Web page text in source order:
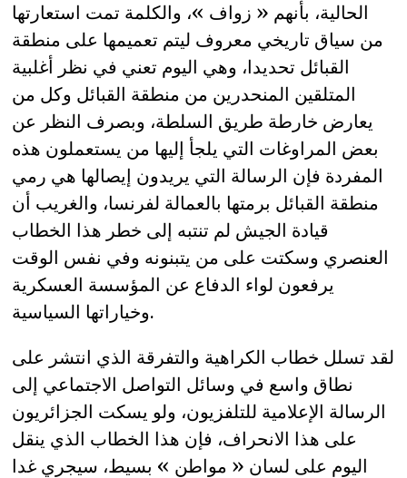
الحالية، بأنهم « زواف »، والكلمة تمت استعارتها
من سياق تاريخي معروف ليتم تعميمها على منطقة
القبائل تحديدا، وهي اليوم تعني في نظر أغلبية
المتلقين المنحدرين من منطقة القبائل وكل من
يعارض خارطة طريق السلطة، وبصرف النظر عن
بعض المراوغات التي يلجأ إليها من يستعملون هذه
المفردة فإن الرسالة التي يريدون إيصالها هي رمي
منطقة القبائل برمتها بالعمالة لفرنسا، والغريب أن
قيادة الجيش لم تنتبه إلى خطر هذا الخطاب
العنصري وسكتت على من يتبنونه وفي نفس الوقت
يرفعون لواء الدفاع عن المؤسسة العسكرية
وخياراتها السياسية.
لقد تسلل خطاب الكراهية والتفرقة الذي انتشر على
نطاق واسع في وسائل التواصل الاجتماعي إلى
الرسالة الإعلامية للتلفزيون، ولو يسكت الجزائريون
على هذا الانحراف، فإن هذا الخطاب الذي ينقل
اليوم على لسان « مواطن » بسيط، سيجري غدا